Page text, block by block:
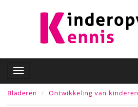
Bladeren Ontwikkeling van kinderen